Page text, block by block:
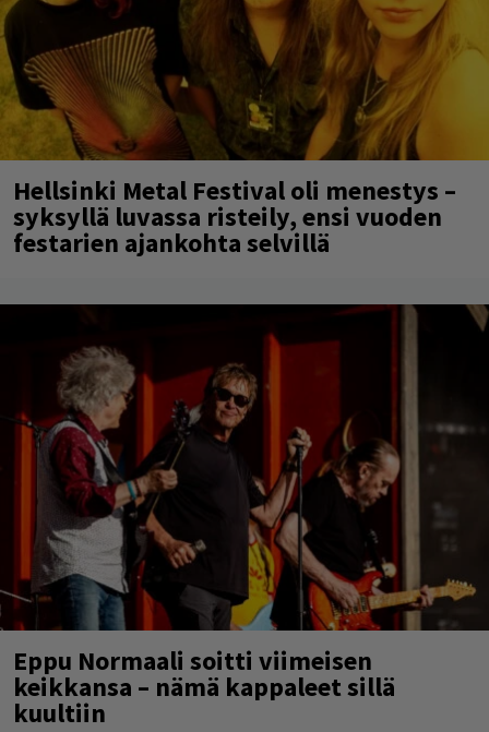
Hellsinki Metal Festival oli menestys –
syksyllä luvassa risteily, ensi vuoden
festarien ajankohta selvillä
Eppu Normaali soitti viimeisen
keikkansa – nämä kappaleet sillä
kuultiin